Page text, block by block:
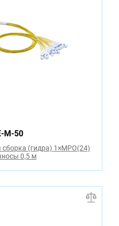
M-50
(гидра) 1×MPO(24)
0,5 м